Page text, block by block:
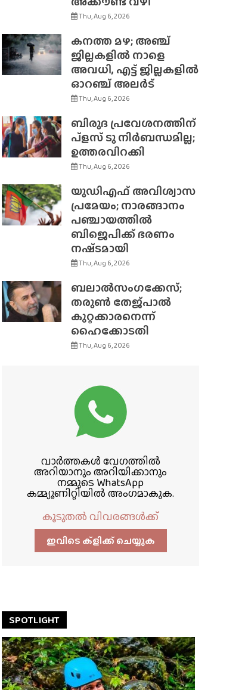
Thu, Aug 6, 2026
കനത്ത മഴ; അഞ്ച്
ജില്ലകളിൽ നാളെ
അവധി, എട്ട് ജില്ലകളിൽ
ഓറഞ്ച് അലർട്
Thu, Aug 6, 2026
ബിരുദ പ്രവേശനത്തിന്
പ്ളസ് ടു നിർബന്ധമില്ല;
ഉത്തരവിറക്കി
Thu, Aug 6, 2026
യുഡിഎഫ് അവിശ്വാസ
പ്രമേയം; നാരങ്ങാനം
പഞ്ചായത്തിൽ
ബിജെപിക്ക് ഭരണം
നഷ്‌ടമായി
Thu, Aug 6, 2026
ബലാൽസംഗക്കേസ്;
തരുൺ തേജ്‌പാൽ
കുറ്റക്കാരനെന്ന്
ഹൈക്കോടതി
Thu, Aug 6, 2026
വാർത്തകൾ വേഗത്തിൽ
അറിയാനും അറിയിക്കാനും
നമ്മുടെ WhatsApp
കമ്മ്യൂണിറ്റിയിൽ അംഗമാകുക.
കൂടുതൽ വിവരങ്ങൾക്ക്
ഇവിടെ ക്ളിക്ക്‌ ചെയ്യുക
SPOTLIGHT